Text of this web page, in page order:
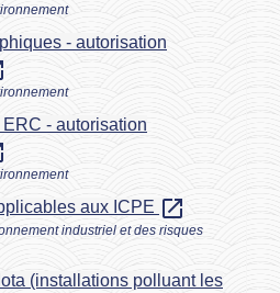
- autorisation
- autorisation
aux ICPE open_in_new
industriel et des risques
(installations polluant les